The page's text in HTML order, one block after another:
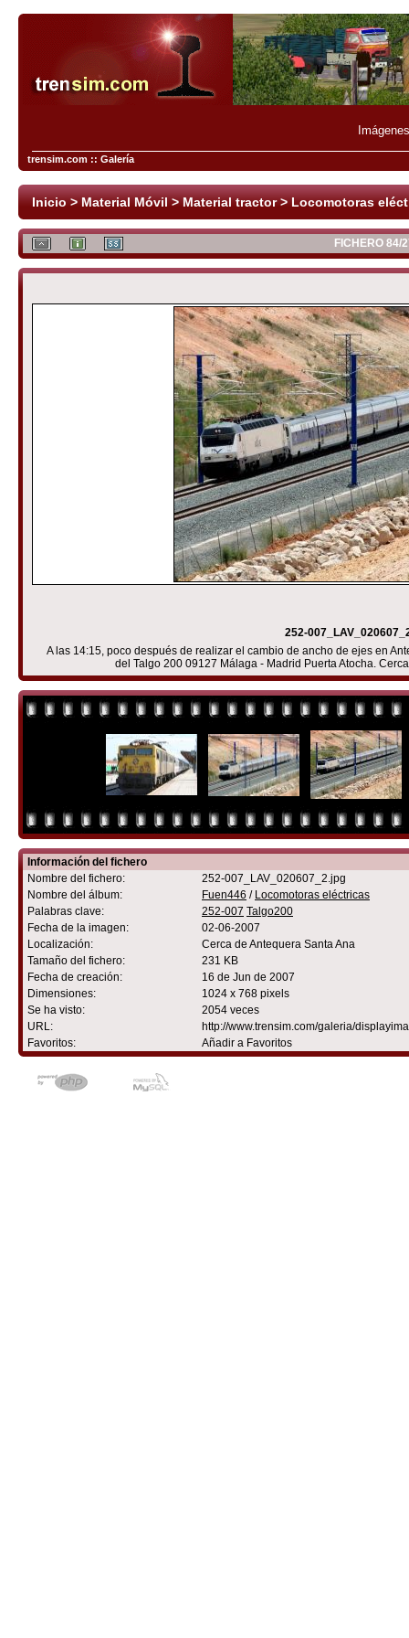
trensim.com :: Galería
Inicio>Material Móvil>Material tractor>Locomotoras
FICHERO 84/
252-
A las 14:15, poco después de realizar el cambio de ancho de ejes en
del Talgo 200 09127 Málaga - Madrid Puerta Atocha.
Información del fichero
Nombre del fichero:
252-007_LAV_020607_2.jpg
Nombre del álbum:
Fuen446 / Locomotoras eléctricas
Palabras clave:
252-007 Talgo200
Fecha de la imagen:
02-06-2007
Localización:
Cerca de Antequera Santa Ana
Tamaño del fichero:
231 KB
Fecha de creación:
16 de Jun de 2007
Dimensiones:
1024 x 768 pixels
Se ha visto:
2054 veces
URL:
http://www.trensim.com/galeria/
Favoritos:
Añadir a Favoritos